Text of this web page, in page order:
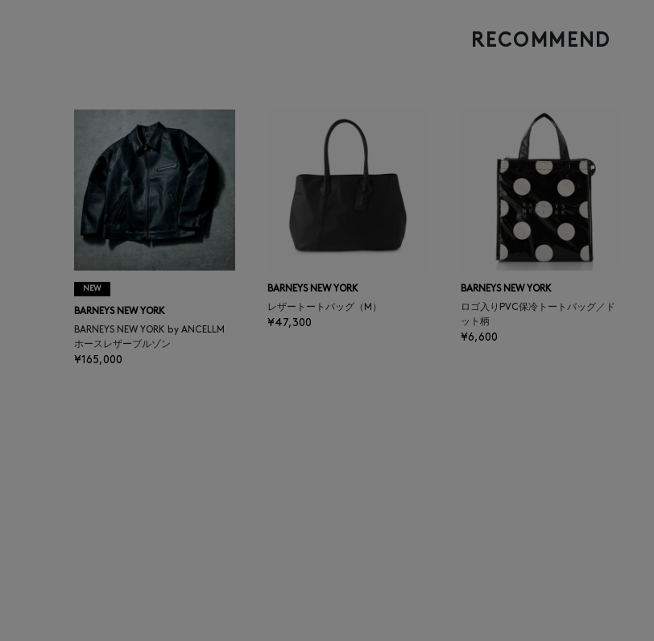
ATTO VANNUCCI
FIRENZE
AURALEE
AUTRY
BAGUTTA
BAKUNE
RECOMMEND
NEW
BARNEYS NEW YORK
BARNEYS NEW YORK by ANCELLM
ホースレザーブルゾン
¥165,000
BARNEYS NEW YORK
レザートートバッグ（M）
¥47,300
BARNEYS NEW YORK
ロゴ入りPVC保冷トートバッグ／ド
ット柄
¥6,600